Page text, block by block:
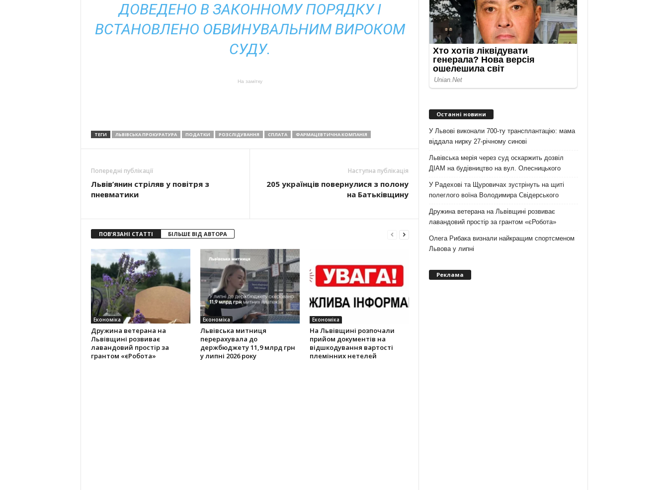
ДОВЕДЕНО В ЗАКОННОМУ ПОРЯДКУ І
ВСТАНОВЛЕНО ОБВИНУВАЛЬНИМ ВИРОКОМ
СУДУ.
На замітку
ТЕГИ ЛЬВІВСЬКА ПРОКУРАТУРА ПОДАТКИ РОЗСЛІДУВАННЯ СПЛАТА ФАРМАЦЕВТИЧНА КОМПАНІЯ
Попередні публікації
Львів’янин стріляв у повітря з
пневматики
Наступна публікація
205 українців повернулися з полону
на Батьківщину
ПОВ'ЯЗАНІ СТАТТІ БІЛЬШЕ ВІД АВТОРА
Економіка
Дружина ветерана на
Львівщині розвиває
лавандовий простір за
грантом «єРобота»
Економіка
Львівська митниця
перерахувала до
держбюджету 11,9 млрд грн
у липні 2026 року
Економіка
На Львівщині розпочали
прийом документів на
відшкодування вартості
племінних нетелей
Останні новини
У Львові виконали 700-ту трансплантацію: мама
віддала нирку 27-річному синові
Львівська мерія через суд оскаржить дозвіл
ДІАМ на будівництво на вул. Олесницького
У Радехові та Щуровичах зустрінуть на щиті
полеглого воїна Володимира Свідерського
Дружина ветерана на Львівщині розвиває
лавандовий простір за грантом «єРобота»
Олега Рибака визнали найкращим спортсменом
Львова у липні
Реклама